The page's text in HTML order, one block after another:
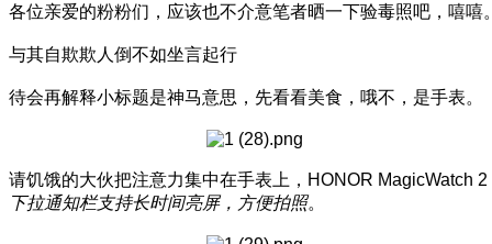
各位亲爱的粉粉们，应该也不介意笔者晒一下验毒照吧，嘻嘻
与其自欺欺人倒不如坐言起行
待会再解释小标题是神马意思，先看看美食，哦不，是手表。
请饥饿的大伙把注意力集中在手表上，HONOR MagicWatch 2
下拉通知栏支持长时间亮屏，方便拍照。